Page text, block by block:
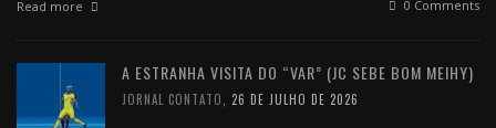
Read more 0 Comments
A ESTRANHA VISITA DO “VAR” (JC SEBE BOM MEIHY)
JORNAL CONTATO, 26 DE JULHO DE 2026